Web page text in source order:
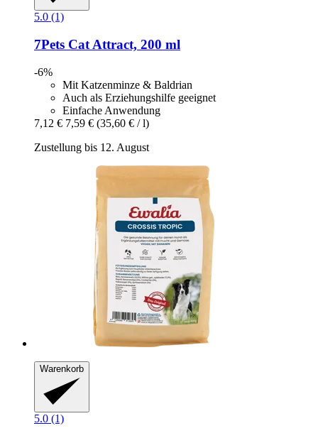
5.0 (1)
7Pets Cat Attract, 200 ml
-6%
Mit Katzenminze & Baldrian
Auch als Erziehungshilfe geeignet
Einfache Anwendung
7,12 € 7,59 € (35,60 € / l)
Zustellung bis 12. August
Warenkorb
5.0 (1)